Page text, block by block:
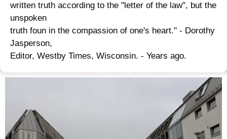
written truth according to the "letter of the law", but the
unspoken
truth foun in the compassion of one's heart." - Dorothy
Jasperson,
Editor, Westby Times, Wisconsin. - Years ago.